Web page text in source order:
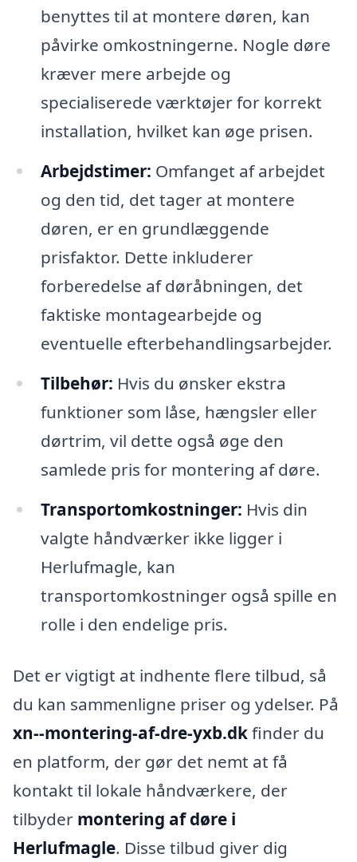
benyttes til at montere døren, kan
påvirke omkostningerne. Nogle døre
kræver mere arbejde og
specialiserede værktøjer for korrekt
installation, hvilket kan øge prisen.
Arbejdstimer: Omfanget af arbejdet
og den tid, det tager at montere
døren, er en grundlæggende
prisfaktor. Dette inkluderer
forberedelse af døråbningen, det
faktiske montagearbejde og
eventuelle efterbehandlingsarbejder.
Tilbehør: Hvis du ønsker ekstra
funktioner som låse, hængsler eller
dørtrim, vil dette også øge den
samlede pris for montering af døre.
Transportomkostninger: Hvis din
valgte håndværker ikke ligger i
Herlufmagle, kan
transportomkostninger også spille en
rolle i den endelige pris.
Det er vigtigt at indhente flere tilbud, så
du kan sammenligne priser og ydelser. På
xn--montering-af-dre-yxb.dkfinder du
en platform, der gør det nemt at få
kontakt til lokale håndværkere, der
tilbyder montering af døre i
Herlufmagle. Disse tilbud giver dig